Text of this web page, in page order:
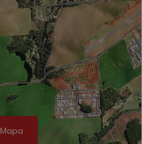
Mapa